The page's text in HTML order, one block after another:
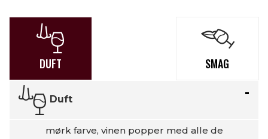
DUFT SMAG
Duft
mørk farve, vinen popper med alle de